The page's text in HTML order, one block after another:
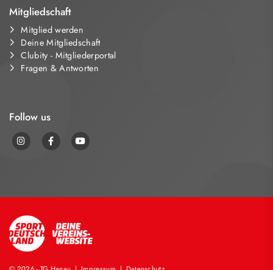
Mitgliedschaft
Mitglied werden
Deine Mitgliedschaft
Clubity - Mitgliederportal
Fragen & Antworten
Follow us